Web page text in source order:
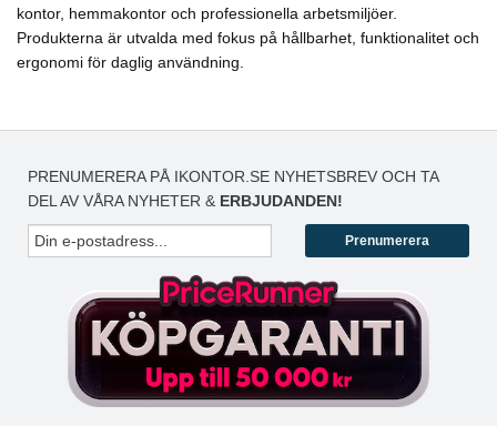
kontor, hemmakontor och professionella arbetsmiljöer.
Produkterna är utvalda med fokus på hållbarhet, funktionalitet och
ergonomi för daglig användning.
PRENUMERERA PÅ IKONTOR.SE NYHETSBREV OCH TA
DEL AV VÅRA NYHETER & ERBJUDANDEN!
Prenumerera